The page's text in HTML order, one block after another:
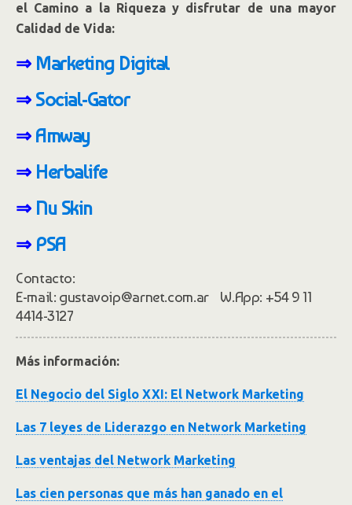
el Camino a la Riqueza y disfrutar de una mayor
Calidad de Vida:
⇒ Marketing Digital
⇒ Social-Gator
⇒ Amway
⇒ Herbalife
⇒ Nu Skin
⇒ PSA
Contacto:
E-mail: gustavoip@arnet.com.ar W.App: +54 9 11
4414-3127
Más información:
El Negocio del Siglo XXI: El Network Marketing
Las 7 leyes de Liderazgo en Network Marketing
Las ventajas del Network Marketing
Las cien personas que más han ganado en el